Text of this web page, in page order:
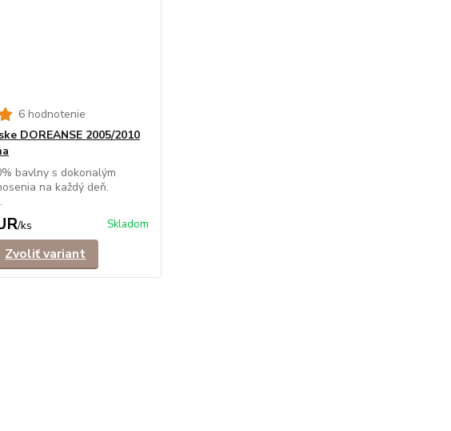
6 hodnotenie
DOREANSE 2005/2010
bavlny s dokonalým
na každý deň.
/ks Skladom
Zvoliť variant